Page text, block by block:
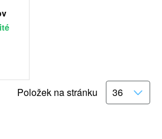
Položek na stránku